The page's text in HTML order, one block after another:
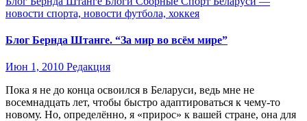
новости спорта, новости футбола, хоккея
Блог Бернда Штанге. “За мир во всём мире”
Июн 1, 2010 Редакция
Пока я не до конца освоился в Беларуси, ведь мне не
восемнадцать лет, чтобы быстро адаптироваться к чему-то
новому. Но, определённо, я «прирос» к вашей стране, она для